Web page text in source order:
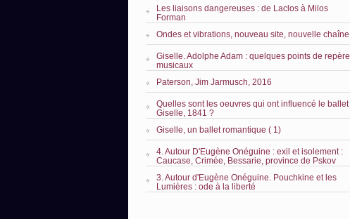
Les liaisons dangereuses : de Laclos à Milos
Forman
Ondes et vibrations, nouveau site, nouvelle chaîne
Giselle. Adolphe Adam : quelques points de repère
musicaux
Paterson, Jim Jarmusch, 2016
Quelles sont les oeuvres qui ont influencé le ballet
Giselle, 1841 ?
Giselle, un ballet romantique ( 1)
4. Autour D'Eugène Onéguine : exil et isolement :
Caucase, Crimée, Bessarie, province de Pskov
3. Autour d'Eugène Onéguine. Pouchkine et les
Lumières : ode à la liberté